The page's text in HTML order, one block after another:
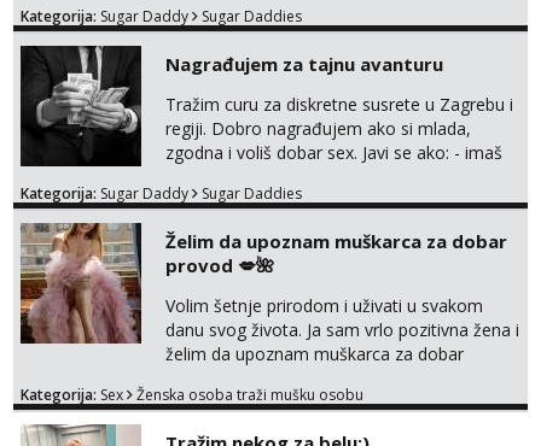
otvorena, komunikativna, zgodna i atraktivna
markodalic37@gmail.com
Kategorija: Sugar Daddy Sugar Daddies
Nagrađujem za tajnu avanturu
Tražim curu za diskretne susrete u Zagrebu i
regiji. Dobro nagrađujem ako si mlada,
zgodna i voliš dobar sex. Javi se ako: - imaš
kosu - se dobro ljubiš - si fleksibilna s
dostupna radnim danom (vikendi i noći su za
obitelj) - vodiš brigu o zdravlju i koristiš
zaštitu Ne javljajte se: - debele - frajeri i
paro...
Kategorija: Sugar Daddy Sugar Daddies
Želim da upoznam muškarca za dobar
provod 💋🌺
Volim šetnje prirodom i uživati u svakom
danu svog života. Ja sam vrlo pozitivna žena i
želim da upoznam muškarca za dobar
na link ispod i nadji me tamo, cekam te!
Kategorija: Sex Ženska osoba traži mušku osobu